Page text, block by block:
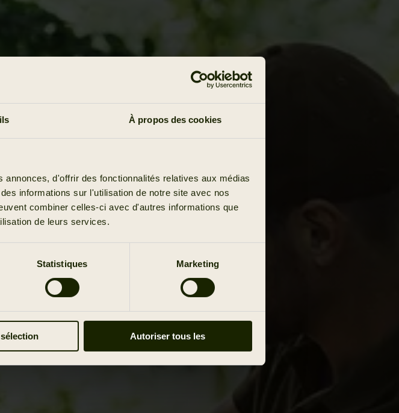
À propos des cookies
d'offrir des fonctionnalités relatives aux médias
informations sur l'utilisation de notre site avec nos
combiner celles-ci avec d'autres informations que
de leurs services.
Statistiques Marketing
Autoriser tous les